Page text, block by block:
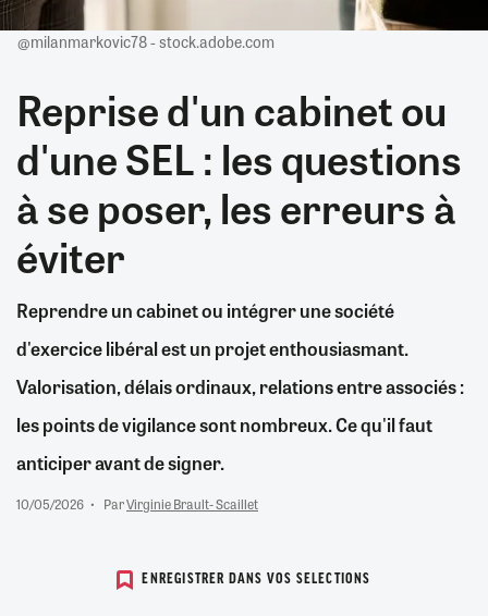
@milanmarkovic78 - stock.adobe.com
Reprise d'un cabinet ou
d'une SEL : les questions
à se poser, les erreurs à
éviter
Reprendre un cabinet ou intégrer une société
d'exercice libéral est un projet enthousiasmant.
Valorisation, délais ordinaux, relations entre associés :
les points de vigilance sont nombreux. Ce qu'il faut
anticiper avant de signer.
10/05/2026 ParVirginie Brault- Scaillet
ENREGISTRER DANS VOS SELECTIONS